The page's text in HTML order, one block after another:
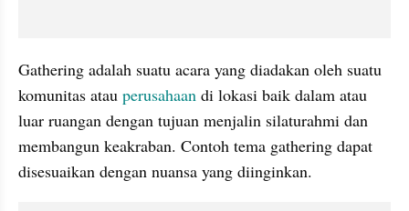
Gathering adalah suatu acara yang diadakan oleh suatu
komunitas atau perusahaan di lokasi baik dalam atau
luar ruangan dengan tujuan menjalin silaturahmi dan
membangun keakraban. Contoh tema gathering dapat
disesuaikan dengan nuansa yang diinginkan.